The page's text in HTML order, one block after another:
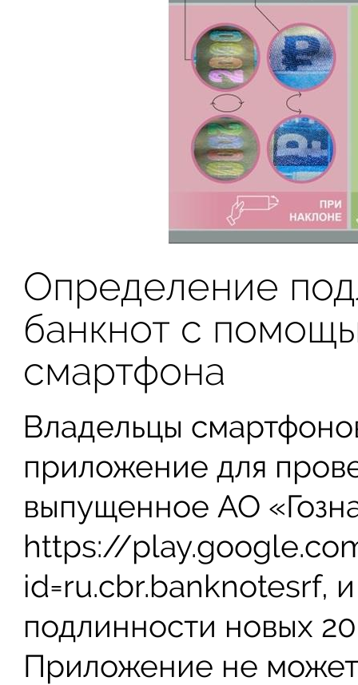
Определение
банкнот с
смартфона
Владельцы
приложение для
выпущенное АО
https://
id=ru.cbr.banknotesrf,
подлинности новых
Приложение не